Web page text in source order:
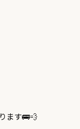
ます🚌💨